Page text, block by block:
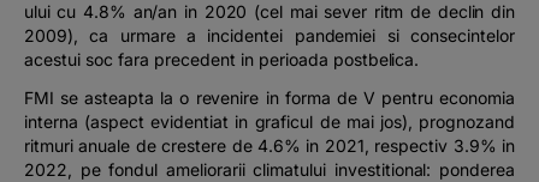
ului cu 4.8% an/an in 2020 (cel mai sever ritm de declin din
2009), ca urmare a incidentei pandemiei si consecintelor
acestui soc fara precedent in perioada postbelica.
FMI se asteapta la o revenire in forma de V pentru economia
interna (aspect evidentiat in graficul de mai jos), prognozand
ritmuri anuale de crestere de 4.6% in 2021, respectiv 3.9% in
2022, pe fondul ameliorarii climatului investitional: ponderea